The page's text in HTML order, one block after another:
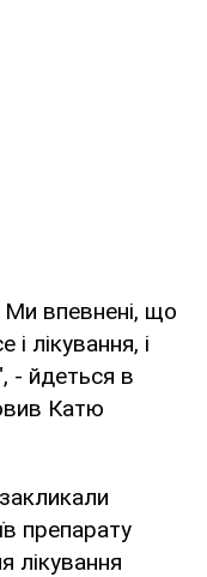
Ми впевнені, що
лікування, і
- йдеться в
Катю
препарату
лікування